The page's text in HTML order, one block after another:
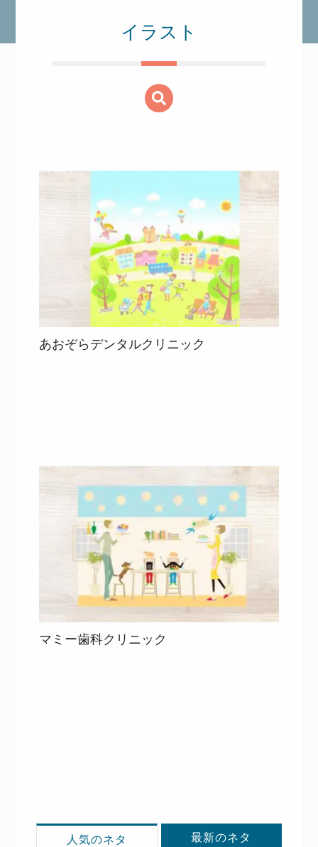
イラスト
イラスト
あおぞらデンタルクリニック
イラスト
マミー歯科クリニック
人気のネタ 最新のネタ